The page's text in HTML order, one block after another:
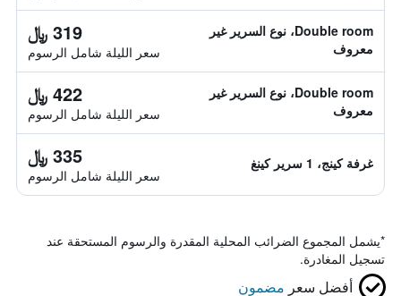
Double room، نوع السرير غير
معروف
319 ﷼
سعر الليلة شامل الرسوم
Double room، نوع السرير غير
معروف
422 ﷼
سعر الليلة شامل الرسوم
غرفة كينج، 1 سرير كينغ 335 ﷼
سعر الليلة شامل الرسوم
*يشمل المجموع الضرائب المحلية المقدرة والرسوم المستحقة عند
تسجيل المغادرة.
أفضل سعر مضمون